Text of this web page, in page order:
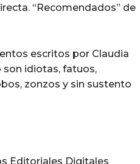
“Recomendados” de
escritos por Claudia
son idiotas, fatuos,
zonzos y sin sustento
Editoriales Digitales